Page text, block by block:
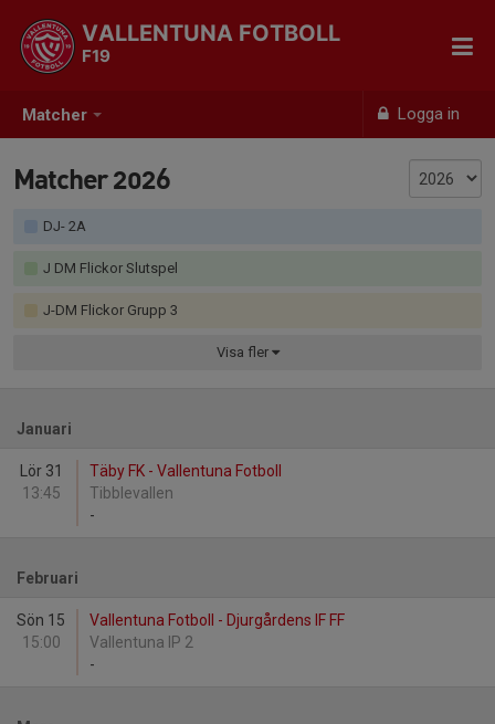
Matcher Logga in
VALLENTUNA FOTBOLL
F19
Matcher 2026
DJ- 2A
J DM Flickor Slutspel
J-DM Flickor Grupp 3
Visa fler
Januari
Lör 31
13:45
Täby FK - Vallentuna Fotboll
Tibblevallen
-
Februari
Sön 15
15:00
Vallentuna Fotboll - Djurgårdens IF FF
Vallentuna IP 2
-